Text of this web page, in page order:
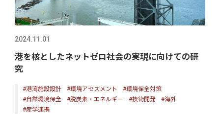
2024.11.01
港を核としたネットゼロ社会の実現に向けての研
究
#港湾施設設計 #環境アセスメント
#環境保全対策
#自然環境保全
#脱炭素・エネルギー #技術開発
#海外
#産学連携